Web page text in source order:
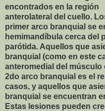
encontrados en la región
anterolateral del cuello.
primer arco branquial se
hemimandíbula cerca del
parótida. Aquellos que
branquial (como en este
anteromedial del músculo
2do arco branquial es el
casos, y aquellos que
branquial se encuentran
Estas lesiones pueden